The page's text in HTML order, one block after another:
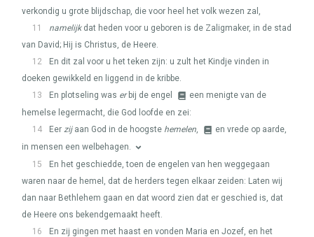
verkondig u grote blijdschap, die voor heel het volk wezen zal,
11
namelijkdat heden voor u geboren is de Zaligmaker, in de stad
van David; Hij is Christus, de Heere.
12
En dit zal voor u het teken zijn: u zult het Kindje vinden in
doeken gewikkeld en liggend in de kribbe.
13
En plotseling was erbij de engel
een menigte van de
hemelse legermacht, die God loofde en zei:
14
Eer zijaan God in de hoogste hemelen,
en vrede op aarde,
in mensen een welbehagen.
15
En het geschiedde, toen de engelen van hen weggegaan
waren naar de hemel, dat de herders tegen elkaar zeiden: Laten wij
dan naar Bethlehem gaan en dat woord zien dat er geschied is, dat
de Heere ons bekendgemaakt heeft.
16
En zij gingen met haast en vonden Maria en Jozef, en het